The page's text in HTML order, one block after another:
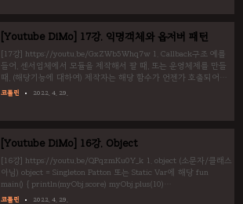
c.whoAmI() // var d : B = A(4)// Error // d.whoAmI() } open
class A(var value : Int) { ..
[Youtube DiMo] 17강. 익명객체와 옵저버 패턴
[17강] https://youtu.be/GxZWb5Whq7w 1. Callback구조 예를
들어, 센서업체에서 모듈을 제작해서 팔 때, 또는 운영체제를 만들
때, (해당기능에 대하여) 제작자는 해당 함수가 언젠가 호출되어야
할 것은 알지만, 누가 언제 호출 할 지는 알 수 없고, 미래에 사용자
Callback구조라고 합니다. (반대말 Call) 시나리오. 제작자가
Sensor를 개발할 때, Sensor는 무언가 측정하여 측정된 5번 중 1번
씩 계속 Listener에게 보내주도록 설정 하였다. 나중에 사용자가
Sensor를..
코틀린 2022. 4. 29.
[Youtube DiMo] 16강. Object
[16강] https://youtu.be/QPqzmKu0Y_k 1. object (소문자/클래스
아님) object = Singleton Patton 또는 Static Var에 해당 fun
main() { println(myObj.score) myObj.plus(10)
println(myObj.score) } object myObj{ var score = 0 fun plus(x :
코틀린 2022. 4. 29.